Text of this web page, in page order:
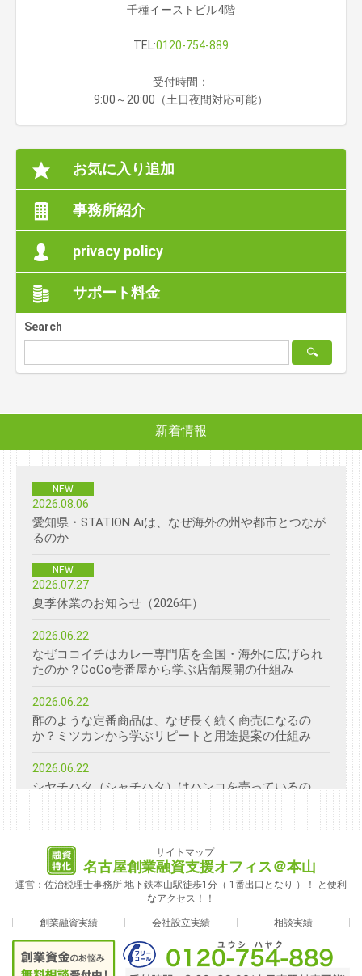
千種イーストビル4階
TEL:0120-754-889
受付時間：
9:00～20:00（土日夜間対応可能）
お気に入り追加
事務所紹介
privacy policy
サポート料金
Search

新着情報
NEW
2026.08.06
愛知県・STATION Aiは、なぜ海外の州や都市とつなが
るのか
NEW
2026.07.27
夏季休業のお知らせ（2026年）
2026.06.22
なぜココイチはカレー専門店を全国・海外に広げられ
たのか？CoCo壱番屋から学ぶ店舗展開の仕組み
2026.06.22
酢のような定番商品は、なぜ長く続く商売になるの
か？ミツカンから学ぶリピートと用途提案の仕組み
2026.06.22
シヤチハタ（シャチハタ）はハンコを売っているの
か？「しるしの価値」から考える商売の見方
コメ兵（こめひょう）はなぜ“買い取る力”が重要なの
か？中古ブランド店のビジネスモデルを創業者目線で
分解
2026.06.22
続けられるのか？創業者目線で見る商売の仕組み
サイトマップ
名古屋創業融資支援オフィス＠本山
運営：佐治税理士事務所 地下鉄本山駅徒歩1分（ 1番出口となり ）！ と便利
なアクセス！！
創業融資実績 会社設立実績 相談実績